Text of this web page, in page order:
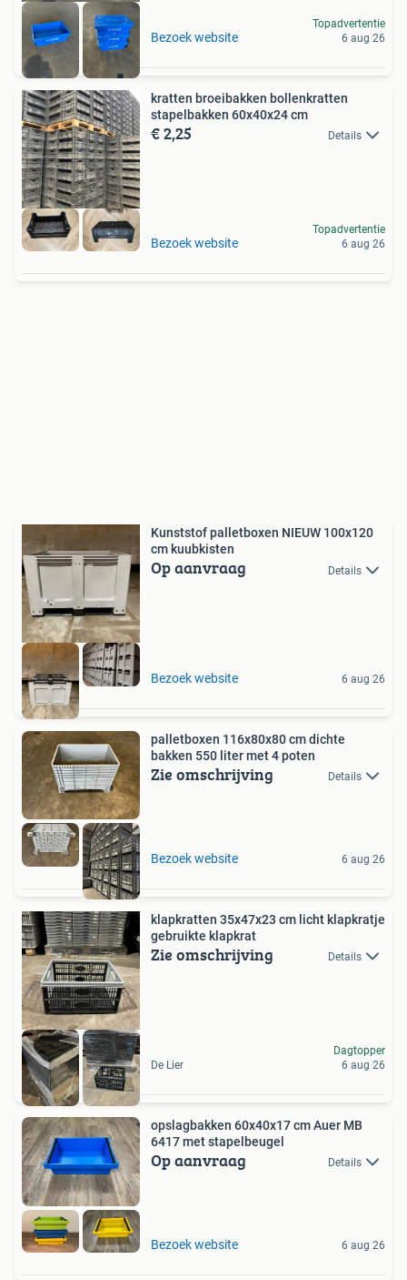
Bezoek website
Topadvertentie
6 aug 26
kratten broeibakken bollenkratten
stapelbakken 60x40x24 cm
€ 2,25 Details
Bezoek website
Topadvertentie
6 aug 26
Kunststof palletboxen NIEUW 100x120
cm kuubkisten
Op aanvraag Details
Bezoek website 6 aug 26
palletboxen 116x80x80 cm dichte
bakken 550 liter met 4 poten
Zie omschrijving Details
Bezoek website 6 aug 26
klapkratten 35x47x23 cm licht klapkratje
gebruikte klapkrat
Zie omschrijving Details
De Lier
Dagtopper
6 aug 26
opslagbakken 60x40x17 cm Auer MB
6417 met stapelbeugel
Op aanvraag Details
Bezoek website 6 aug 26